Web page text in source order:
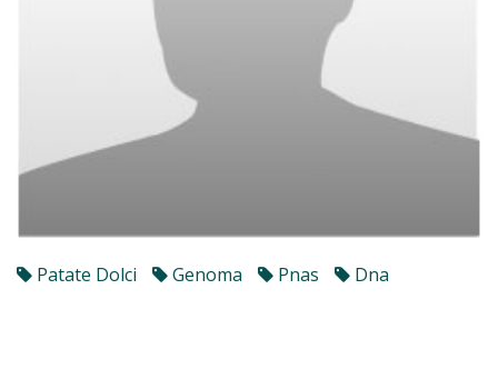
Patate Dolci Genoma Pnas Dna